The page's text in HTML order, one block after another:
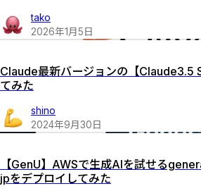
tako
2026年1月 5 日
Claude最新バージョンの【Claude3.5
てみた
shino
2024年9月 30 日
【GenU】AWSで生成AIを試せる
jpをデプロイしてみた